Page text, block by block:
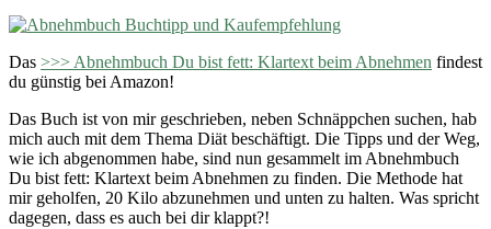
Das >>> Abnehmbuch Du bist fett: Klartext beim Abnehmen findest
du günstig bei Amazon!
Das Buch ist von mir geschrieben, neben Schnäppchen suchen, hab
mich auch mit dem Thema Diät beschäftigt. Die Tipps und der Weg,
wie ich abgenommen habe, sind nun gesammelt im Abnehmbuch
Du bist fett: Klartext beim Abnehmen zu finden. Die Methode hat
mir geholfen, 20 Kilo abzunehmen und unten zu halten. Was spricht
dagegen, dass es auch bei dir klappt?!